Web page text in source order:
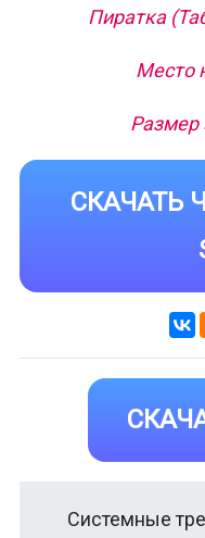
Пиратка
Место
Размер
СКАЧАТЬ
Системные